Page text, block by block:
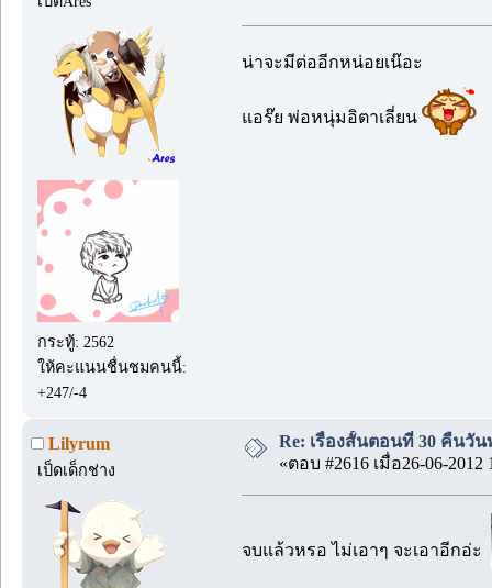
กระทู้: 2562
ให้คะแนนชื่นชมคนนี้:
+247/-4
น่าจะมีต่ออีกหน่อยเน๊อะ
แอร๊ย พ่อหนุ่มอิตาเลี่ยน
Lilyrum
เป็ดเด็กช่าง
Re: เรื่องสั้นตอนที่ 30 คืนวั
«ตอบ #2616 เมื่อ26-06-2012
จบแล้วหรอ ไม่เอาๆ จะเอาอีกอ่ะ